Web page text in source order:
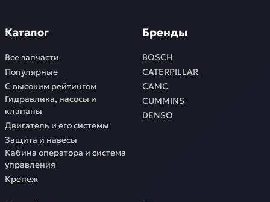
Каталог
Все запчасти
Популярные
С высоким рейтингом
Гидравлика, насосы и
клапаны
Двигатель и его системы
Защита и навесы
Кабина оператора и система
управления
Крепеж
Бренды
BOSCH
CATERPILLAR
CAMC
CUMMINS
DENSO